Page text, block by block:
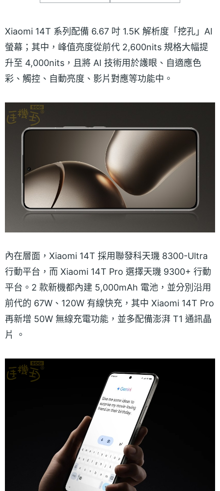
Xiaomi 14T 系列配備 6.67 吋 1.5K 解析度「挖孔」AI
螢幕；其中，峰值亮度從前代 2,600nits 規格大幅提
升至 4,000nits，且將 AI 技術用於護眼、自適應色
彩、觸控、自動亮度、影片對應等功能中。
內在層面，Xiaomi 14T 採用聯發科天璣 8300-Ultra
行動平台，而 Xiaomi 14T Pro 選擇天璣 9300+ 行動
平台。2 款新機都內建 5,000mAh 電池，並分別沿用
前代的 67W、120W 有線快充，其中 Xiaomi 14T Pro
再新增 50W 無線充電功能，並多配備澎湃 T1 通訊晶
片 。